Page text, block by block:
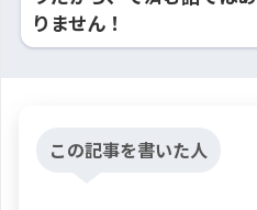
りません！
この記事を書いた人